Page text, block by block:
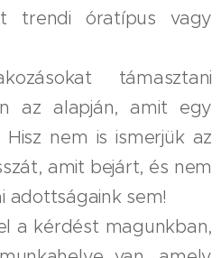
trendi óratípus vagy
támasztani
az alapján, amit egy
nem is ismerjük az
amit bejárt, és nem
adottságaink sem!
a kérdést magunkban,